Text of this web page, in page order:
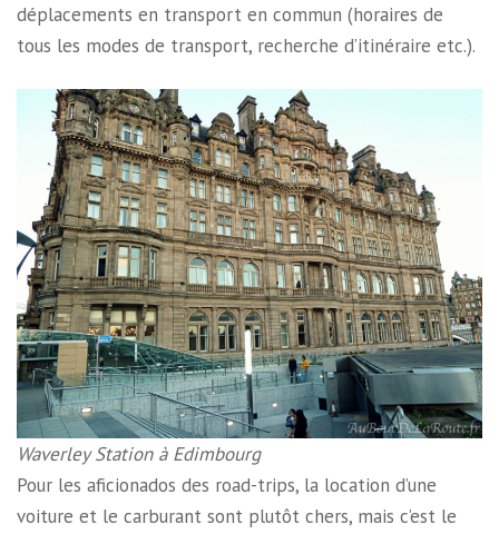
déplacements en transport en commun (horaires de
tous les modes de transport, recherche d’itinéraire etc.).
Waverley Station à Edimbourg
Pour les aficionados des road-trips, la location d’une
voiture et le carburant sont plutôt chers, mais c’est le